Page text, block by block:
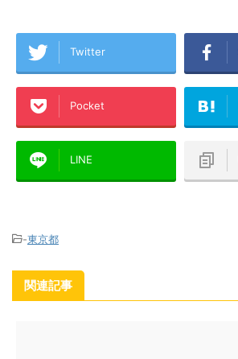
Twitter
Pocket
LINE
-東京都
関連記事